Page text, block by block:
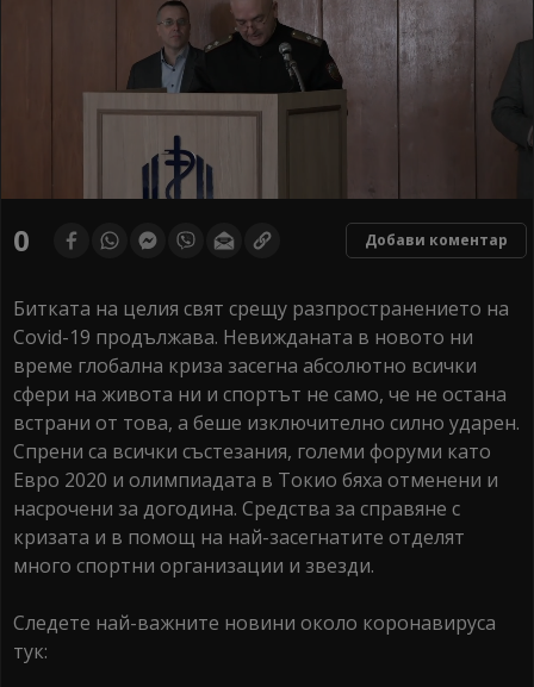
of0 Добави коментар
Битката на целия свят срещу разпространението на
Covid-19 продължава. Невижданата в новото ни
време глобална криза засегна абсолютно всички
сфери на живота ни и спортът не само, че не остана
встрани от това, а беше изключително силно ударен.
Спрени са всички състезания, големи форуми като
Евро 2020 и олимпиадата в Токио бяха отменени и
насрочени за догодина. Средства за справяне с
кризата и в помощ на най-засегнатите отделят
много спортни организации и звезди.
Следете най-важните новини около коронавируса
тук: